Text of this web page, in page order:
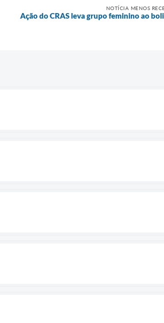
NOTÍCIA MENOS
Ação do CRAS leva grupo feminino ao